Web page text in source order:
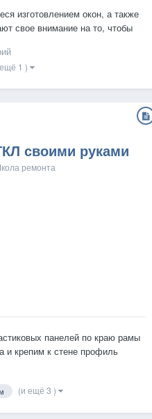
изготовлением окон, а также
свое внимание на то, чтобы
(фото1-2). Для того,
решать эту п...
1 )
своими руками
ремонта
панелей по краю рамы
и крепим к стене профиль
балконный проем -
из...(и ещё 3 )